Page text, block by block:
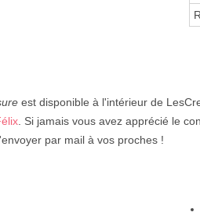
est disponible à l'intérieur de
. Si jamais vous avez apprécié le
par mail à vos proches !